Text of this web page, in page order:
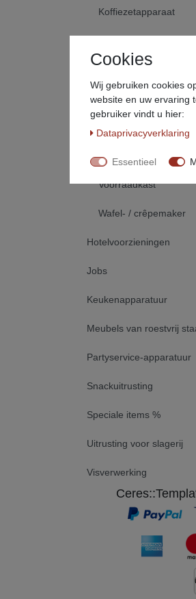
Koffiezetapparaat
Sausdispenser
Thermische container
Voedselwarmer
Voorraadkast
Wafel- / crêpemaker
Hotelvoorzieningen
Jobs
Keukenapparatuur
Meubels van roestvrij
Partyservice-apparatuur
Snackuitrusting
Speciale items %
Uitrusting voor slagerij
Visverwerking
Cookies
Wij gebruiken cookies
website en uw ervaring
gebruiker vindt u hier:
Data­privacy­verklaring
Essentieel